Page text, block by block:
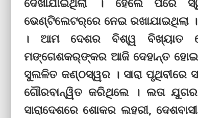
ଭେଣ୍ଟିଲେଟର୍‌ରେ ନେଇ
। ଆମ ଦେଶର ବିଶ୍ୱ ବିଖ୍ୟାତ
ମଙ୍ଗେଶକର୍‌ଙ୍କର ଆଜି ଦେହାନ୍ତ
ସୁଲଳିତ କଣ୍ଠସ୍ୱର । ସାରା
ଗୌରବାନ୍ୱିତ କରିଥିଲେ । ଲତା
ସାରାଦେଶରେ ଶୋକର ଲହରୀ,